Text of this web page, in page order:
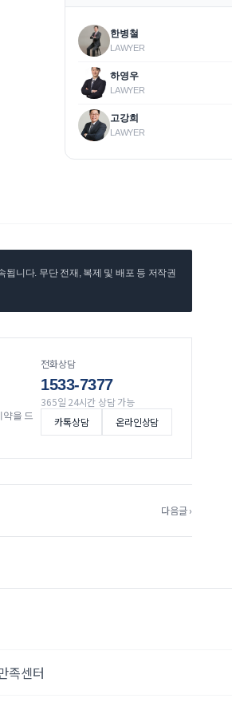
한병철
LAWYER
하영우
LAWYER
고강희
LAWYER
니다. 무단 전재, 복제 및 배포 등 저작권
약을 드
전화상담
1533-7377
365일 24시간 상담 가능
카톡상담
온라인상담
다음글 ›
족센터